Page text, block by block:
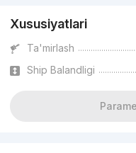
Xususiyatlari
Ta'mirlash
Ship Balandligi